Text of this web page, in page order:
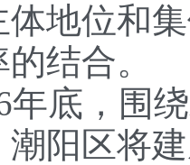
地位和
结合。
，围绕
阳区将